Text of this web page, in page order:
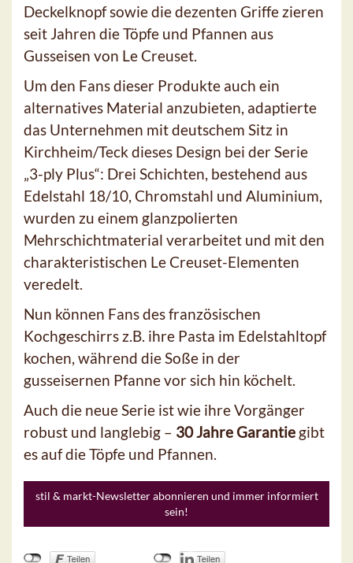
Deckelknopf sowie die dezenten Griffe zieren
seit Jahren die Töpfe und Pfannen aus
Gusseisen von Le Creuset.
Um den Fans dieser Produkte auch ein
alternatives Material anzubieten, adaptierte
das Unternehmen mit deutschem Sitz in
Kirchheim/Teck dieses Design bei der Serie
„3-ply Plus“: Drei Schichten, bestehend aus
Edelstahl 18/10, Chromstahl und Aluminium,
wurden zu einem glanzpolierten
Mehrschichtmaterial verarbeitet und mit den
charakteristischen Le Creuset-Elementen
veredelt.
Nun können Fans des französischen
Kochgeschirrs z.B. ihre Pasta im Edelstahltopf
kochen, während die Soße in der
gusseisernen Pfanne vor sich hin köchelt.
Auch die neue Serie ist wie ihre Vorgänger
robust und langlebig – 30 Jahre Garantie gibt
es auf die Töpfe und Pfannen.
stil & markt-Newsletter abonnieren und immer informiert
sein!